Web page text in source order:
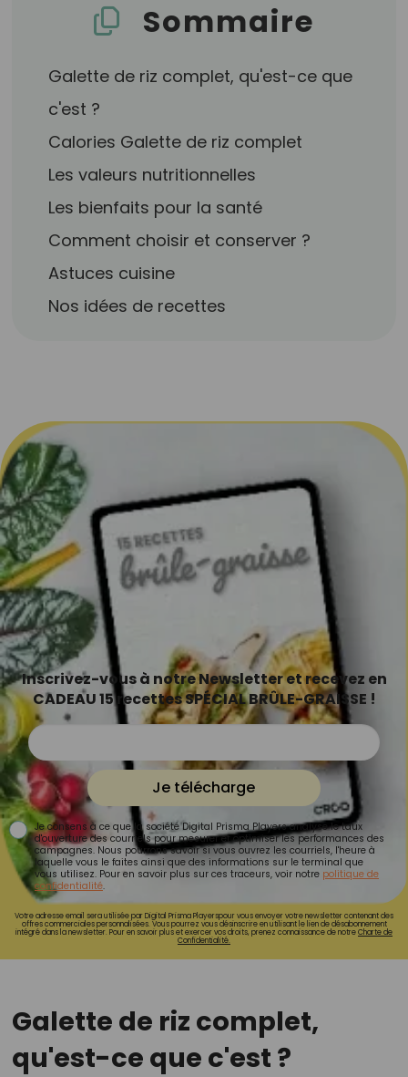
Sommaire
Galette de riz complet, qu'est-ce que
c'est ?
Calories Galette de riz complet
Les valeurs nutritionnelles
Les bienfaits pour la santé
Comment choisir et conserver ?
Astuces cuisine
Nos idées de recettes
Inscrivez-vous à notre Newsletter et recevez en
CADEAU 15 recettes SPÉCIAL BRÛLE-GRAISSE !
Je télécharge
Je consens à ce que la société Digital Prisma Players analyse le taux
d'ouverture des courriels pour mesurer et optimiser les performances des
campagnes. Nous pourrons savoir si vous ouvrez les courriels, l'heure à
laquelle vous le faites ainsi que des informations sur le terminal que
vous utilisez. Pour en savoir plus sur ces traceurs, voir notre politique de
confidentialité.
Votre adresse email sera utilisée par Digital Prisma Playerspour vous envoyer votre newsletter contenant des
offres commerciales personnalisées. Vous pourrez vous désinscrire en utilisant le lien de désabonnement
intégré dans la newsletter. Pour en savoir plus et exercer vos droits, prenez connaissance de notreCharte de
Confidentialité.
Galette de riz complet,
qu'est-ce que c'est ?